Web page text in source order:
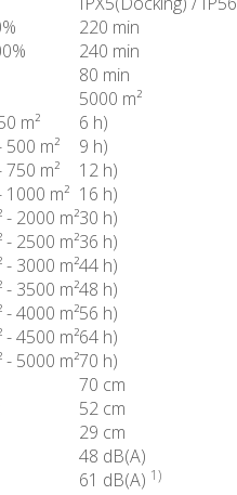
220 min
240 min
80 min
5000 m²
m²
6 h)
m²
9 h)
m²
12 h)
m² 16 h)
2000 m²30 h)
2500 m²36 h)
3000 m²44 h)
3500 m²48 h)
4000 m²56 h)
4500 m²64 h)
5000 m²70 h)
70 cm
52 cm
29 cm
48 dB(A)
61 dB(A) 1)